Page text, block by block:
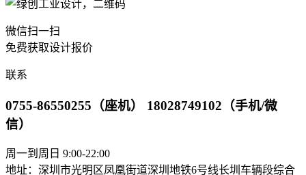
微信扫一扫
免费获取设计报价
联系
0755-86550255（座机） 18028749102（手机/微
信）
周一到周日 9:00-22:00
地址：深圳市光明区凤凰街道深圳地铁6号线长圳车辆段综合